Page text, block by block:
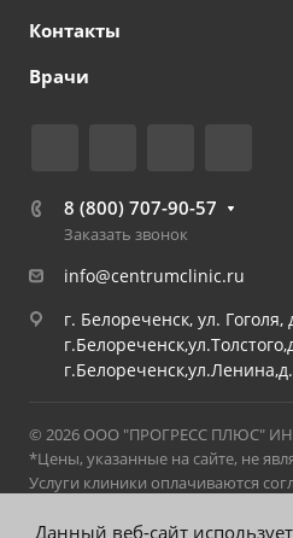
Контакты
Врачи
8 (800) 707-90-57
Заказать звонок
info@centrumclinic.ru
г. Белореченск, ул. Гоголя,
© 2026 ООО "ПРОГРЕСС ПЛЮС"
*Цены, указанные на сайте, не
Услуги клиники оплачиваются
прайс-листом можно
Данный веб-сайт